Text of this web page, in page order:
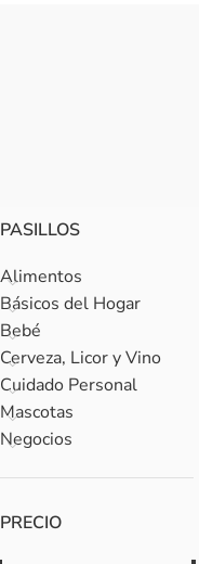
PASILLOS
Alimentos
Básicos del Hogar
Bebé
Cerveza, Licor y Vino
Cuidado Personal
Mascotas
Negocios
PRECIO